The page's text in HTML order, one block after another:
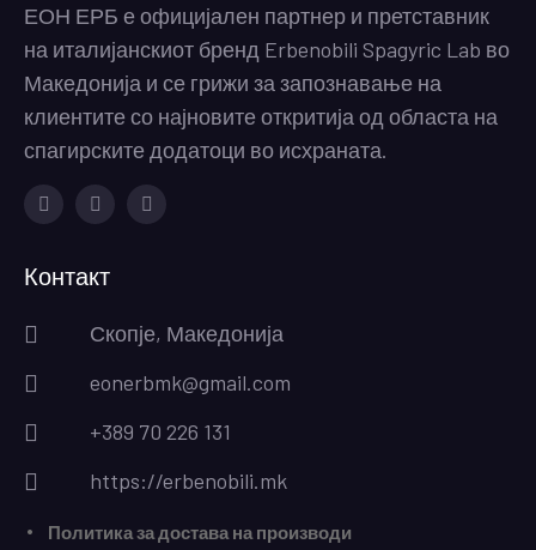
ЕОН ЕРБ е официјален партнер и претставник
на италијанскиот бренд Erbenobili Spagyric Lab во
Македонија и се грижи за запознавање на
клиентите со најновите откритија од областа на
спагирските додатоци во исхраната.
Контакт
Скопје, Македонија
eonerbmk@gmail.com
+389 70 226 131
https://erbenobili.mk
Политика за достава на производи